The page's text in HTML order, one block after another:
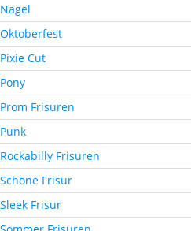
Nägel
Oktoberfest
Pixie Cut
Pony
Prom Frisuren
Punk
Rockabilly Frisuren
Schöne Frisur
Sleek Frisur